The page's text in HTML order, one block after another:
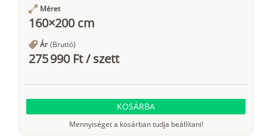
Méret
160×200 cm
Ár (Bruttó)
275 990 Ft/szett
KOSÁRBA
Mennyiséget a kosárban tudja beállítani!